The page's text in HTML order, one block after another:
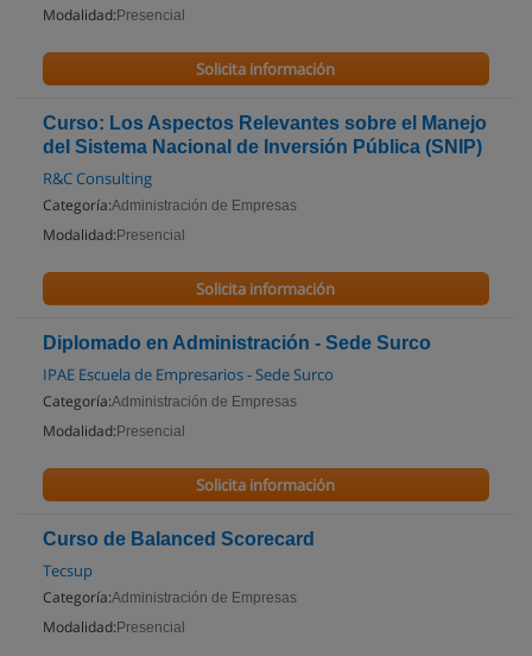
Modalidad: Presencial
Solicita información
Curso: Los Aspectos Relevantes sobre el Manejo
del Sistema Nacional de Inversión Pública (SNIP)
R&C Consulting
Categoría:Administración de Empresas
Modalidad: Presencial
Solicita información
Diplomado en Administración - Sede Surco
IPAE Escuela de Empresarios - Sede Surco
Categoría:Administración de Empresas
Modalidad: Presencial
Solicita información
Curso de Balanced Scorecard
Tecsup
Categoría:Administración de Empresas
Modalidad: Presencial